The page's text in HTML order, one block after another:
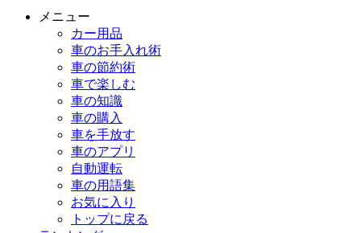
メニュー
カー用品
車のお手入れ術
車の節約術
車で楽しむ
車の知識
車の購入
車を手放す
車のアプリ
自動運転
車の用語集
お気に入り
トップに戻る